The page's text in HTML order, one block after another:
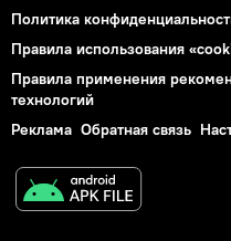
Политика
Правила использования
Правила применения
технологий
Реклама Обратная связь